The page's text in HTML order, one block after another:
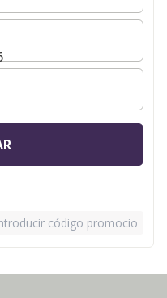
y huéspedes
código promocional